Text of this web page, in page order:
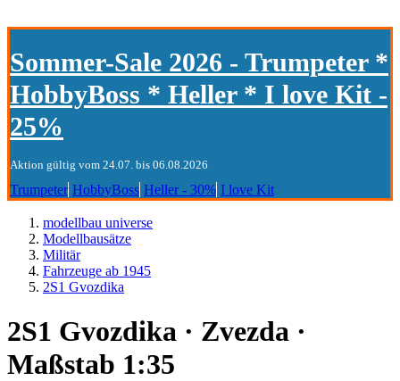
Sommer-Sale 2026 - Trumpeter *
HobbyBoss * Heller * I love Kit -
25%
Aktion gültig vom 24.07. bis 06.08.2026
Trumpeter HobbyBoss Heller - 30% I love Kit
modellbau universe
Modellbausätze
Militär
Fahrzeuge ab 1945
2S1 Gvozdika
2S1 Gvozdika · Zvezda ·
Maßstab 1:35